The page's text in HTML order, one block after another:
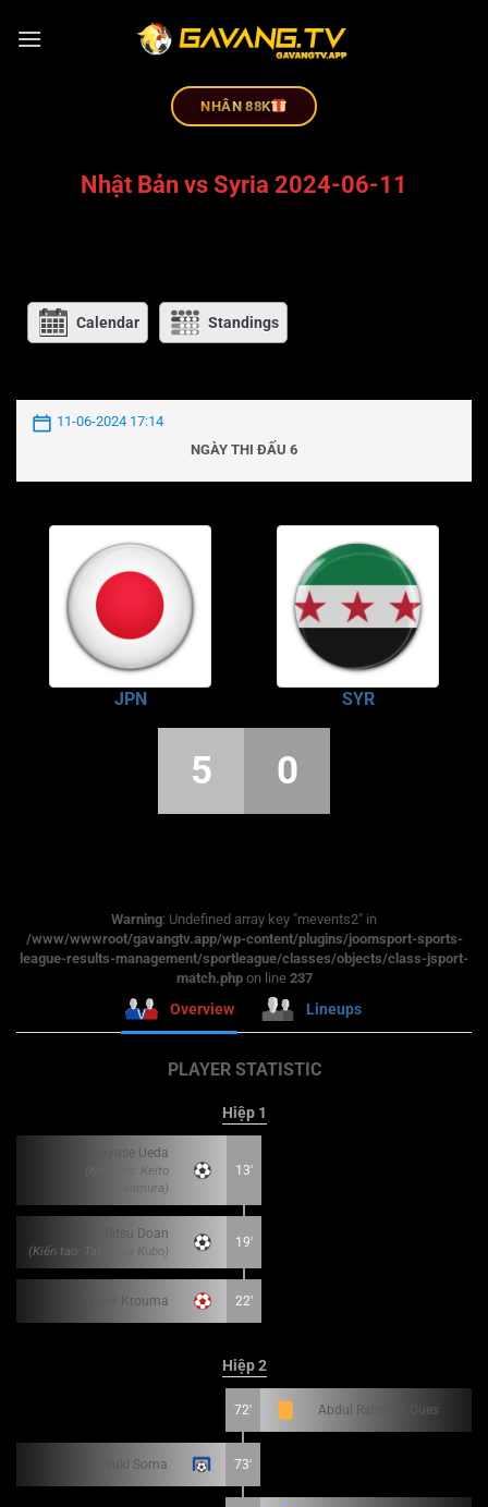
NHÂN 88K
Nhật Bản vs Syria 2024-06-11
Calendar Standings
11-06-2024 17:14
NGÀY THI ĐẤU 6
JPN SYR
5 0
Warning: Undefined array key "mevents2" in
/www/wwwroot/gavangtv.app/wp-content/plugins/joomsport-sports-
league-results-management/sportleague/classes/objects/class-jsport-
match.phpon line 237
Overview Lineups
PLAYER STATISTIC
Hiệp 1
Ayase Ueda
(Kiến tạo: Keito
Nakamura)
13'
Ritsu Doan
(Kiến tạo: Takefusa Kubo)
19'
Thaer Krouma 22'
Hiệp 2
72' Abdul Rahman Oues
Yuki Soma 73'